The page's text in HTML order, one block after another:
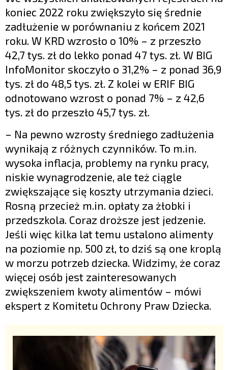
koniec 2022 roku zwiększyło się średnie
zadłużenie w porównaniu z końcem 2021
roku. W KRD wzrosło o 10% – z przeszło
42,7 tys. zł do lekko ponad 47 tys. zł. W BIG
InfoMonitor skoczyło o 31,2% – z ponad 36,9
tys. zł do 48,5 tys. zł. Z kolei w ERIF BIG
odnotowano wzrost o ponad 7% – z 42,6
tys. zł do przeszło 45,7 tys. zł.
– Na pewno wzrosty średniego zadłużenia
wynikają z różnych czynników. To m.in.
wysoka inflacja, problemy na rynku pracy,
niskie wynagrodzenie, ale też ciągle
zwiększające się koszty utrzymania dzieci.
Rosną przecież m.in. opłaty za żłobki i
przedszkola. Coraz droższe jest jedzenie.
Jeśli więc kilka lat temu ustalono alimenty
na poziomie np. 500 zł, to dziś są one kroplą
w morzu potrzeb dziecka. Widzimy, że coraz
więcej osób jest zainteresowanych
zwiększeniem kwoty alimentów – mówi
ekspert z Komitetu Ochrony Praw Dziecka.